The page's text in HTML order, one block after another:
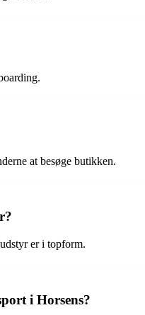
at besøge butikken.
er i topform.
i Horsens?